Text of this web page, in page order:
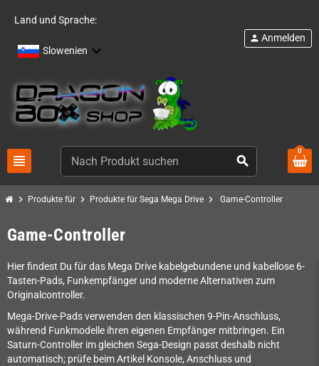
Land und Sprache:
Slowenien
view_headline search
person Anmelden
0
chevron_right Produkte für chevron_right Produkte für Sega Mega Drive chevron_right Game-Controller
Game-Controller
Hier findest Du für das Mega Drive kabelgebundene und kabellose 6-
Tasten-Pads, Funkempfänger und moderne Alternativen zum
Originalcontroller.
Mega-Drive-Pads verwenden den klassischen 9-Pin-Anschluss,
während Funkmodelle ihren eigenen Empfänger mitbringen. Ein
Saturn-Controller im gleichen Sega-Design passt deshalb nicht
automatisch; prüfe beim Artikel Konsole, Anschluss und